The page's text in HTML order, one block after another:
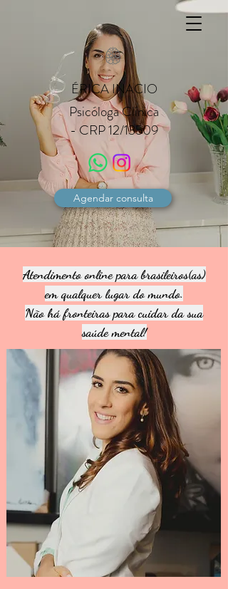
ÉRICA INACIO
Psicóloga Clínica
- CRP 12/13509
Agendar consulta
Atendimento online para brasileiros(as)
em qualquer lugar do mundo.
Não há fronteiras para cuidar da sua
saúde mental!